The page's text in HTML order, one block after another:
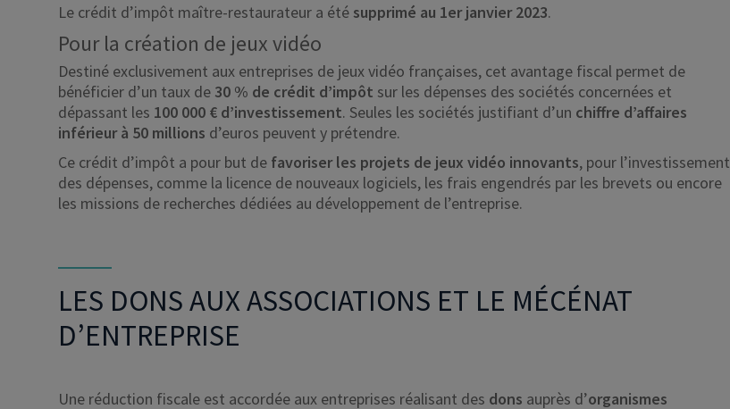
Le crédit d’impôt maître-restaurateur a été supprimé au 1er janvier 2023.
Pour la création de jeux vidéo
Destiné exclusivement aux entreprises de jeux vidéo françaises, cet avantage fiscal permet de
bénéficier d’un taux de 30 % de crédit d’impôt sur les dépenses des sociétés concernées et
dépassant les 100 000 € d’investissement. Seules les sociétés justifiant d’un chiffre d’affaires
inférieur à 50 millions d’euros peuvent y prétendre.
Ce crédit d’impôt a pour but de favoriser les projets de jeux vidéo innovants, pour l’investissement
des dépenses, comme la licence de nouveaux logiciels, les frais engendrés par les brevets ou encore
les missions de recherches dédiées au développement de l’entreprise.
LES DONS AUX ASSOCIATIONS ET LE MÉCÉNAT
D’ENTREPRISE
Une réduction fiscale est accordée aux entreprises réalisant des dons auprès d’organismes